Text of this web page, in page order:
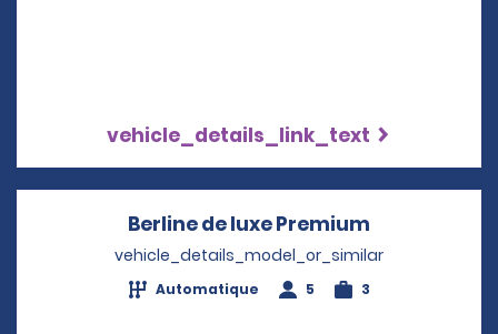
vehicle_details_link_text
Berline de luxe Premium
vehicle_details_model_or_similar
Automatique 5 3